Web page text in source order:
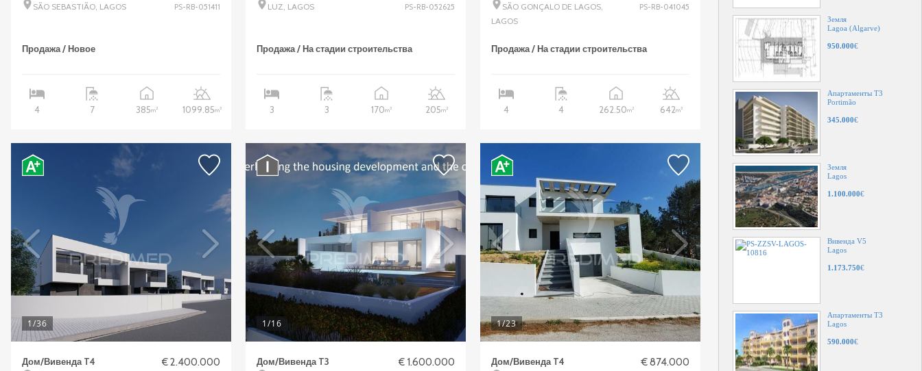
Земля
Lagoa (Algarve)
950.000€
Апартаменты T3
Portimão
345.000€
Земля
Lagos
1.100.000€
Вивенда V5
Lagos
1.173.750€
Апартаменты T3
Lagos
590.000€
SÃO SEBASTIÃO, LAGOS PS-RB-051411
Продажа / Новое
4 7 385m2 1099.85m2
LUZ, LAGOS PS-RB-052625
Продажа / На стадии строительства
3 3 170m2 205m2
SÃO GONÇALO DE LAGOS,
LAGOS
PS-RB-041045
Продажа / На стадии строительства
4 4 262.50m2 642m2
1/36
Дом/Вивенда T4 € 2.400.000
1/16
Дом/Вивенда T3 € 1.600.000
1/23
Дом/Вивенда T4 € 874.000